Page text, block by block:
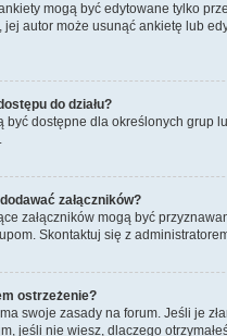
mogą być edytowane tylko
jej autor może usunąć ankietę lub
do działu?
być dostępne dla określonych
załączników?
załączników mogą być
Skontaktuj się z
ostrzeżenie?
swoje zasady na forum. Jeśli je
jeśli nie wiesz, dlaczego